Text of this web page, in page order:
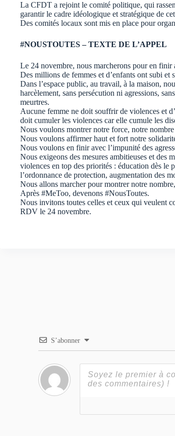
La CFDT a rejoint le comité politique, qui
garantir le cadre idéologique et stratégique de
Des comités locaux sont mis en place pour
#NOUSTOUTES – TEXTE DE L’APPEL
Le 24 novembre, nous marcherons pour en finir
Des millions de femmes et d’enfants ont subi et
Dans l’espace public, au travail, à la maison,
harcèlement, sans persécution ni agressions,
meurtres.
Aucune femme ne doit souffrir de violences et
doit cumuler les violences car elle cumule les
Nous voulons montrer notre force, notre
Nous voulons affirmer haut et fort notre
Nous voulons en finir avec l’impunité des
Nous exigeons des mesures ambitieuses et des
violences en top des priorités : éducation dès le
l’ordonnance de protection, augmentation des
Nous allons marcher pour montrer notre
Après #MeToo, devenons #NousToutes.
Nous invitons toutes celles et ceux qui veulent
RDV le 24 novembre.
S’abonner